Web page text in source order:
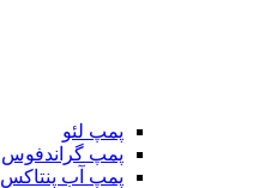
پمپ لئو
پمپ گراندفوس
پمپ آب پنتاکس